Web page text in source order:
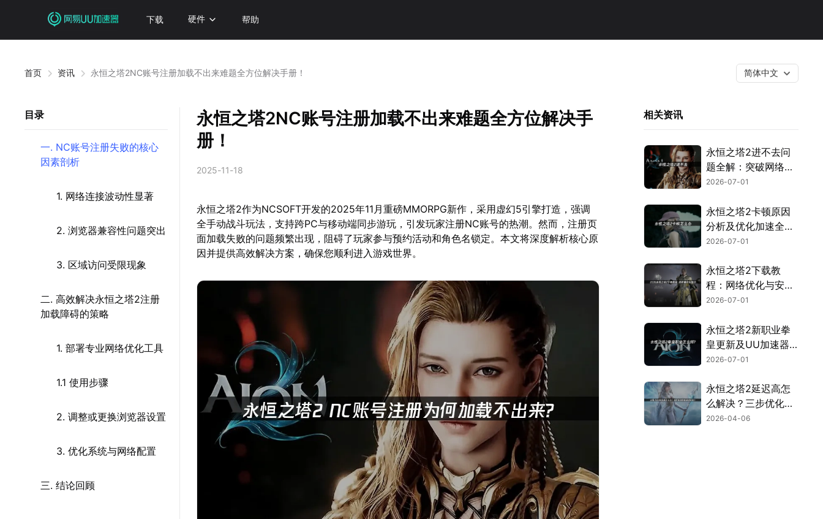
下载 硬件 帮助
首页 资讯 永恒之塔2NC账号注册加载不出来难题全方位解决手册！ 简体中文
目录
一. NC账号注册失败的核心
因素剖析
1. 网络连接波动性显著
2. 浏览器兼容性问题突出
3. 区域访问受限现象
二. 高效解决永恒之塔2注册
加载障碍的策略
1. 部署专业网络优化工具
1.1 使用步骤
2. 调整或更换浏览器设置
3. 优化系统与网络配置
三. 结论回顾
永恒之塔2NC账号注册加载不出来难题全方位解决手
册！
2025-11-18
永恒之塔2作为NCSOFT开发的2025年11月重磅MMORPG新作，采用虚幻5引擎打造，强调
全手动战斗玩法，支持跨PC与移动端同步游玩，引发玩家注册NC账号的热潮。然而，注册页
面加载失败的问题频繁出现，阻碍了玩家参与预约活动和角色名锁定。本文将深度解析核心原
因并提供高效解决方案，确保您顺利进入游戏世界。
相关资讯
永恒之塔2进不去问
题全解：突破网络与
验证封锁！
2026-07-01
永恒之塔2卡顿原因
分析及优化加速全攻
略！
2026-07-01
永恒之塔2下载教
程：网络优化与安装
全流程指南！
2026-07-01
永恒之塔2新职业拳
皇更新及UU加速器
联机优化指南！
2026-07-01
永恒之塔2延迟高怎
么解决？三步优化告
别卡顿畅玩！
2026-04-06